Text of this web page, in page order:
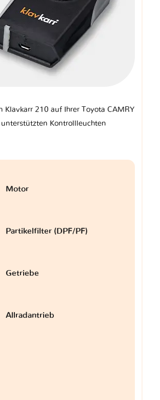
Klavkarr 210 auf Ihrer Toyota CAMRY
Kontrollleuchten
Motor
Partikelfilter (DPF/PF)
Getriebe
Allradantrieb